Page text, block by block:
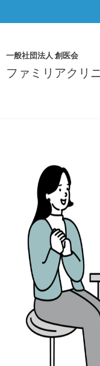
to
一般社団法人 創医会
ファミリアクリ